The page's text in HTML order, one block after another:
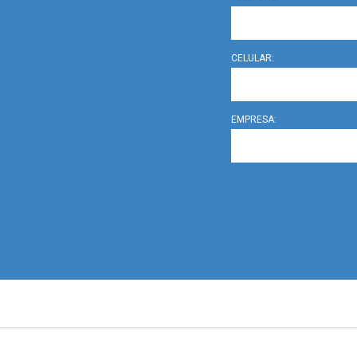
CELULAR:
EMPRESA: